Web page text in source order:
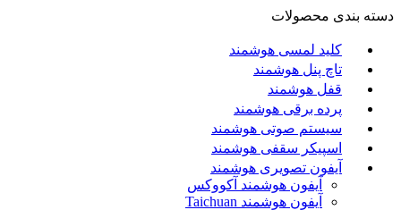
دسته بندی محصولات
کلید لمسی هوشمند
تاچ پنل هوشمند
قفل هوشمند
پرده برقی هوشمند
سیستم صوتی هوشمند
اسپیکر سقفی هوشمند
آیفون تصویری هوشمند
آيفون هوشمند آکووکس
آیفون هوشمند Taichuan